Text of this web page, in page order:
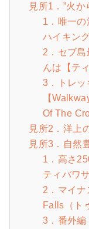
見所1．”火か
1．唯一の
ハイキン
2．セブ
んは【テ
3．トレッ
【
Of The
見所2．洋上
見所3．自然
1．高さ
ティバワ
2．マイ
Falls（ト
3．番外